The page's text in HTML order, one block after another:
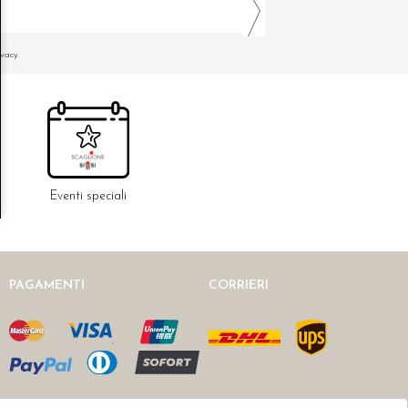
Eventi speciali
PAGAMENTI CORRIERI